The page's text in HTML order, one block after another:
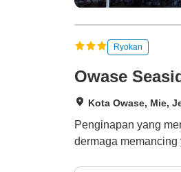
Ryokan
Owase
Kota Owase, Mie,
Penginapan yang
dermaga